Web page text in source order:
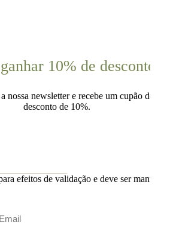
10% de desconto?
nossa newsletter e recebe um cupão de
desconto de 10%.
efeitos de validação e deve ser mantido